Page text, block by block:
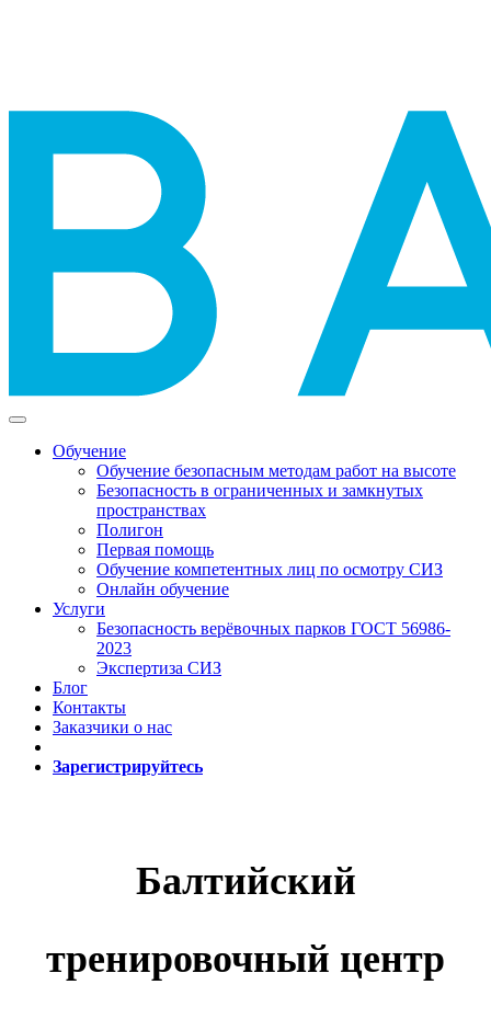
Обучение
Обучение безопасным методам работ на высоте
Безопасность в ограниченных и замкнутых
пространствах
Полигон
Первая помощь
Обучение компетентных лиц по осмотру СИЗ
Онлайн обучение
Услуги
Безопасность верёвочных парков ГОСТ 56986-
2023
Экспертиза СИЗ
Блог
Контакты
Заказчики о нас
Зарегистрируйтесь
Балтийский
тренировочный центр